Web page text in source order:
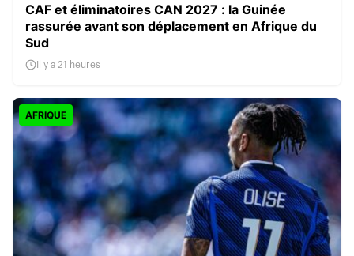
CAF et éliminatoires CAN 2027 : la Guinée
rassurée avant son déplacement en Afrique du
Sud
Il y a 21 heures
AFRIQUE